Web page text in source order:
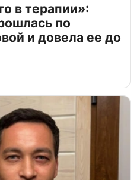
в терапии»:
по
и довела ее до